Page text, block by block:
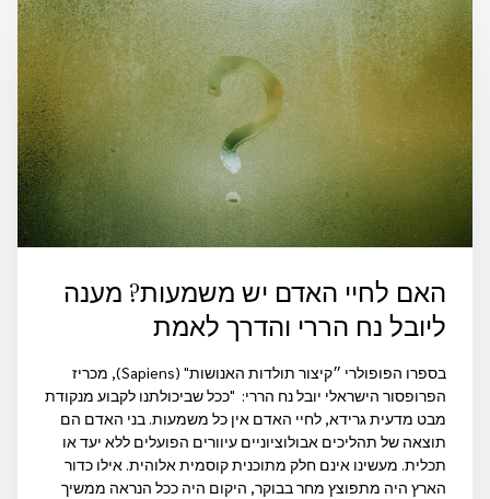
האם לחיי האדם יש משמעות? מענה
ליובל נח הררי והדרך לאמת
בספרו הפופולרי ״קיצור תולדות האנושות" (Sapiens), מכריז
הפרופסור הישראלי יובל נח הררי: "ככל שביכולתנו לקבוע מנקודת
מבט מדעית גרידא, לחיי האדם אין כל משמעות. בני האדם הם
תוצאה של תהליכים אבולוציוניים עיוורים הפועלים ללא יעד או
תכלית. מעשינו אינם חלק מתוכנית קוסמית אלוהית. אילו כדור
הארץ היה מתפוצץ מחר בבוקר, היקום היה ככל הנראה ממשיך